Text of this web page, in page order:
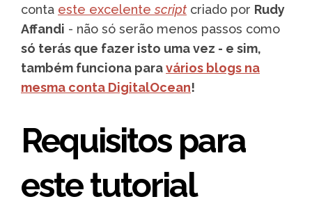
conta este excelentescript criado por Rudy
Affandi - não só serão menos passos como
só terás que fazer isto uma vez - e sim,
também funciona paravários blogs na
mesma conta DigitalOcean!
Requisitos para
este tutorial